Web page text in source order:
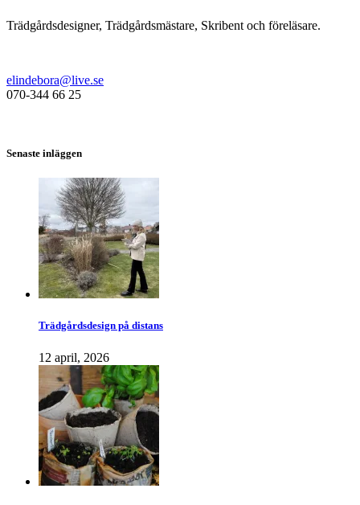
Trädgårdsdesigner, Trädgårdsmästare, Skribent och föreläsare.
elindebora@live.se
070-344 66 25
Senaste inläggen
Trädgårdsdesign på distans
12 april, 2026